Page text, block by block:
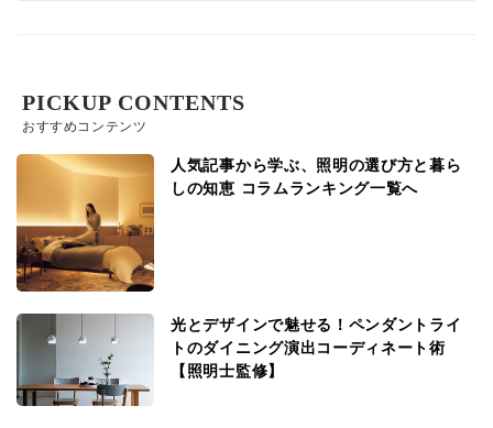
光とデザインで魅せる！ペンダントライ
トのダイニング演出コーディネート術
【照明士監修】
人気記事から学ぶ、照明の選び方と暮ら
しの知恵 コラムランキング一覧へ
おすすめコンテンツ
PICKUP CONTENTS